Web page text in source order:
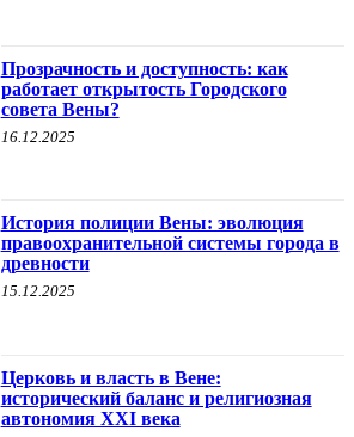
Прозрачность и доступность: как
работает открытость Городского
совета Вены?
16.12.2025
История полиции Вены: эволюция
правоохранительной системы города в
древности
15.12.2025
Церковь и власть в Вене:
исторический баланс и религиозная
автономия XXI века